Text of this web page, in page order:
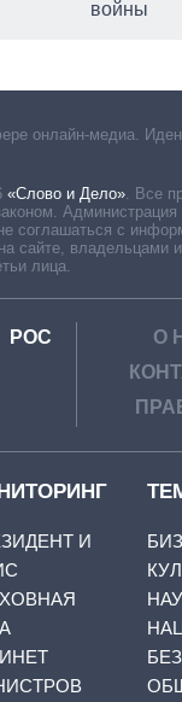
войны
онлайн-медиа.
«Слово и Дело». Все
Администрация
соглашаться с
сайте, владельцами
лица.
РОС
О
И